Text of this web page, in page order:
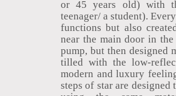
or 45 years old) with
teenager/ a student).
functions but also
near the main door in
pump, but then designed
tilled with the low-
modern and luxury
steps of star are